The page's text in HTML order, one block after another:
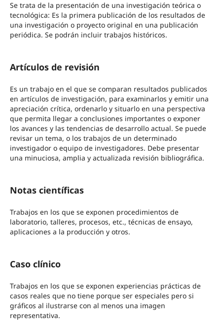
Se trata de la presentación de una investigación teórica o
tecnológica: Es la primera publicación de los resultados de
una investigación o proyecto original en una publicación
periódica. Se podrán incluir trabajos históricos.
Artículos de revisión
Es un trabajo en el que se comparan resultados publicados
en artículos de investigación, para examinarlos y emitir una
apreciación crítica, ordenarlo y situarlo en una perspectiva
que permita llegar a conclusiones importantes o exponer
los avances y las tendencias de desarrollo actual. Se puede
revisar un tema, o los trabajos de un determinado
investigador o equipo de investigadores. Debe presentar
una minuciosa, amplia y actualizada revisión bibliográfica.
Notas científicas
Trabajos en los que se exponen procedimientos de
laboratorio, talleres, procesos, etc., técnicas de ensayo,
aplicaciones a la producción y otros.
Caso clínico
Trabajos en los que se exponen experiencias prácticas de
casos reales que no tiene porque ser especiales pero si
gráficos al ilustrarse con al menos una imagen
representativa.